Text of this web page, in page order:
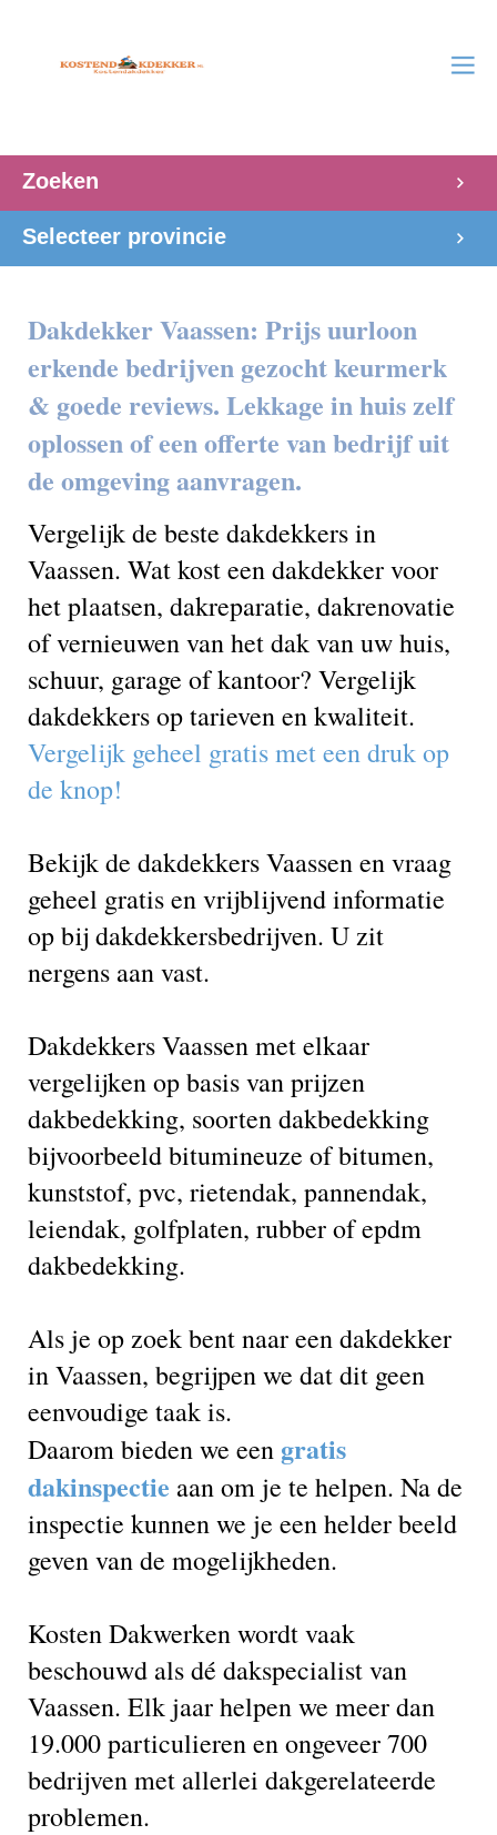
Zoeken
Selecteer provincie
Dakdekker Vaassen: Prijs uurloon
erkende bedrijven gezocht keurmerk
& goede reviews. Lekkage in huis zelf
oplossen of een offerte van bedrijf uit
de omgeving aanvragen.
Vergelijk de beste dakdekkers in
Vaassen. Wat kost een dakdekker voor
het plaatsen, dakreparatie, dakrenovatie
of vernieuwen van het dak van uw huis,
schuur, garage of kantoor? Vergelijk
dakdekkers op tarieven en kwaliteit.
Vergelijk geheel gratis met een druk op
de knop!
Bekijk de dakdekkers Vaassen en vraag
geheel gratis en vrijblijvend informatie
op bij dakdekkersbedrijven. U zit
nergens aan vast.
Dakdekkers Vaassen met elkaar
vergelijken op basis van prijzen
dakbedekking, soorten dakbedekking
bijvoorbeeld bitumineuze of bitumen,
kunststof, pvc, rietendak, pannendak,
leiendak, golfplaten, rubber of epdm
dakbedekking.
Als je op zoek bent naar een dakdekker
in Vaassen, begrijpen we dat dit geen
eenvoudige taak is.
Daarom bieden we een gratis
dakinspectie aan om je te helpen. Na de
inspectie kunnen we je een helder beeld
geven van de mogelijkheden.
Kosten Dakwerken wordt vaak
beschouwd als dé dakspecialist van
Vaassen. Elk jaar helpen we meer dan
19.000 particulieren en ongeveer 700
bedrijven met allerlei dakgerelateerde
problemen.